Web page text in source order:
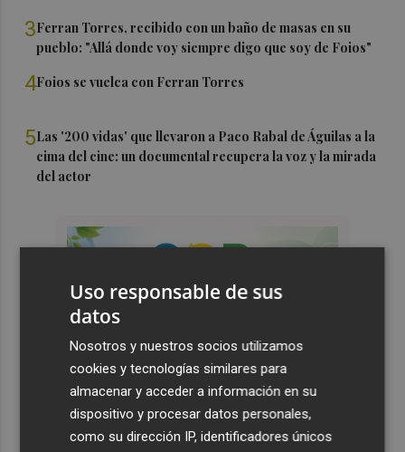
3Ferran Torres, recibido con un baño de masas en su
pueblo: "Allá donde voy siempre digo que soy de Foios"
4Foios se vuelca con Ferran Torres
5Las '200 vidas' que llevaron a Paco Rabal de Águilas a la
cima del cine: un documental recupera la voz y la mirada
del actor
Uso responsable de sus
datos
Nosotros y nuestros socios utilizamos
cookies y tecnologías similares para
almacenar y acceder a información en su
dispositivo y procesar datos personales,
como su dirección IP, identificadores únicos